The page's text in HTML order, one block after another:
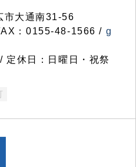
大通南31-56
：0155-48-1566 / g
休日：日曜日・祝祭